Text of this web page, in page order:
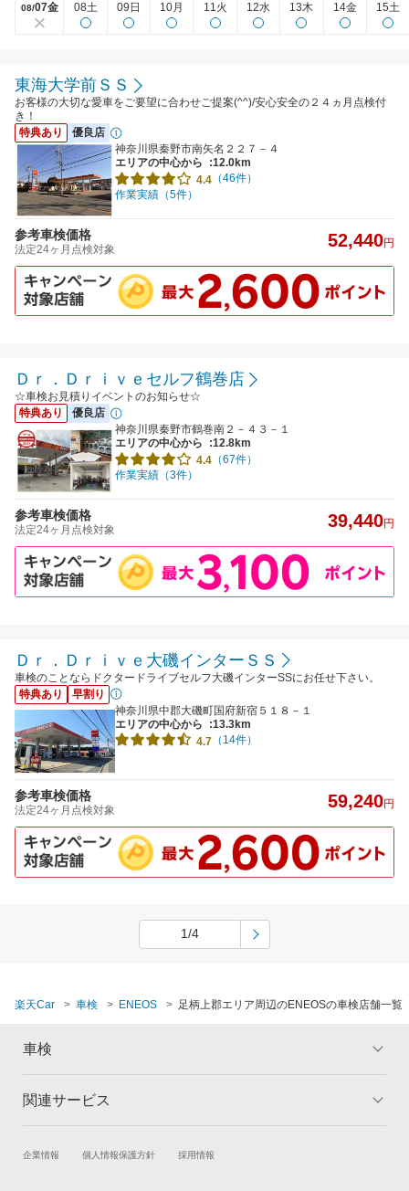
08/07金 08土 09日 10月 11火 12水 13木 14金 15土
東海大学前ＳＳ
お客様の大切な愛車をご要望に合わせご提案(^^)/安心安全の２４ヵ月点検付
き！
特典あり
優良店
神奈川県秦野市南矢名２２７－４
エリアの中心から
:12.0km
4.4 （46件）
作業実績（5件）
参考車検価格
法定24ヶ月点検対象 52,440円
Ｄｒ．Ｄｒｉｖｅセルフ鶴巻店
☆車検お見積りイベントのお知らせ☆
特典あり
優良店
神奈川県秦野市鶴巻南２－４３－１
エリアの中心から
:12.8km
4.4 （67件）
作業実績（3件）
参考車検価格
法定24ヶ月点検対象 39,440円
Ｄｒ．Ｄｒｉｖｅ大磯インターＳＳ
車検のことならドクタードライブセルフ大磯インターSSにお任せ下さい。
特典あり
早割り
神奈川県中郡大磯町国府新宿５１８－１
エリアの中心から
:13.3km
4.7 （14件）
参考車検価格
法定24ヶ月点検対象 59,240円
1/4
楽天Car 車検 ENEOS 足柄上郡エリア周辺のENEOSの車検店舗一覧
車検
トップ
車検の基礎知識 キャンペーン一覧
関連サービス
試乗・商談 新車購入
企業情報 個人情報保護方針 採用情報